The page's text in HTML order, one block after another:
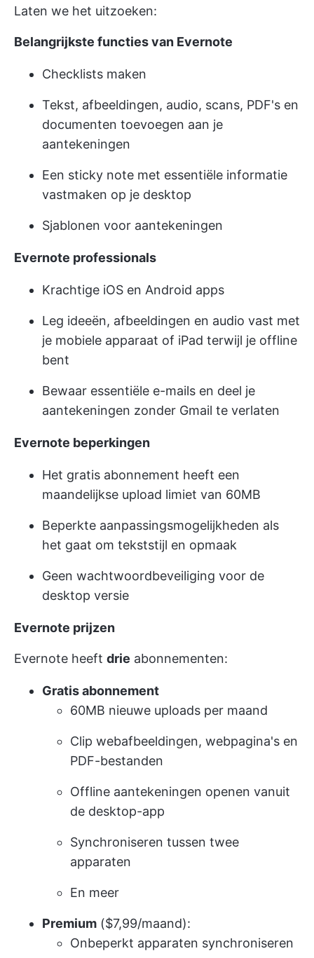
Laten we het uitzoeken:
Belangrijkste functies van Evernote
Checklists maken
Tekst, afbeeldingen, audio, scans, PDF's en
documenten toevoegen aan je
aantekeningen
Een sticky note met essentiële informatie
vastmaken op je desktop
Sjablonen voor aantekeningen
Evernote professionals
Krachtige iOS en Android apps
Leg ideeën, afbeeldingen en audio vast met
je mobiele apparaat of iPad terwijl je offline
bent
Bewaar essentiële e-mails en deel je
aantekeningen zonder Gmail te verlaten
Evernote beperkingen
Het gratis abonnement heeft een
maandelijkse upload limiet van 60MB
Beperkte aanpassingsmogelijkheden als
het gaat om tekststijl en opmaak
Geen wachtwoordbeveiliging voor de
desktop versie
Evernote prijzen
Evernote heeft drie abonnementen:
Gratis abonnement
60MB nieuwe uploads per maand
Clip webafbeeldingen, webpagina's en
PDF-bestanden
Offline aantekeningen openen vanuit
de desktop-app
Synchroniseren tussen twee
apparaten
En meer
Premium ($7,99/maand):
Onbeperkt apparaten synchroniseren